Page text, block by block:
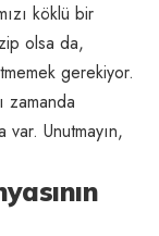
köklü bir
olsa da,
gerekiyor.
zamanda
Unutmayın,